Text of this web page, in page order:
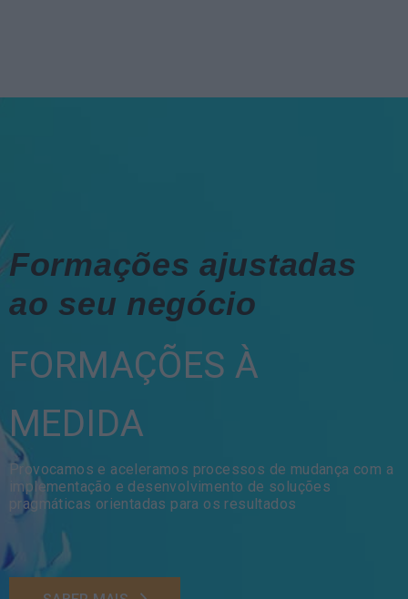
Formações ajustadas
ao seu negócio
FORMAÇÕES À
MEDIDA
Provocamos e aceleramos processos de mudança com a
implementação e desenvolvimento de soluções
pragmáticas orientadas para os resultados